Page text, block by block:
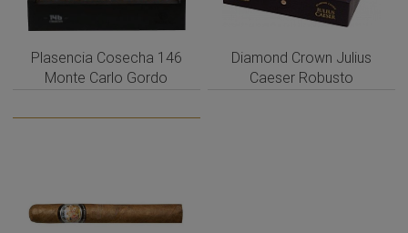
Plasencia Cosecha 146
Monte Carlo Gordo
Diamond Crown Julius
Caeser Robusto